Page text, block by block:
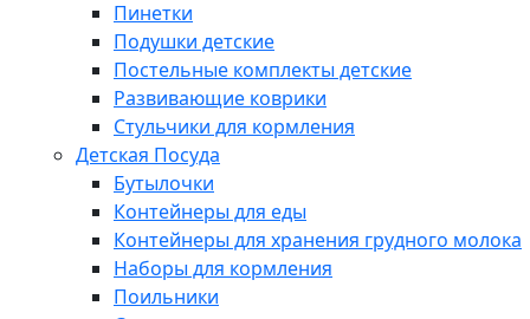
Пинетки
Подушки детские
Постельные комплекты детские
Развивающие коврики
Стульчики для кормления
Детская Посуда
Бутылочки
Контейнеры для еды
Контейнеры для хранения грудного молока
Наборы для кормления
Поильники